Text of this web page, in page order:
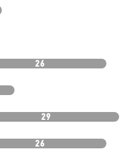
26
29
26